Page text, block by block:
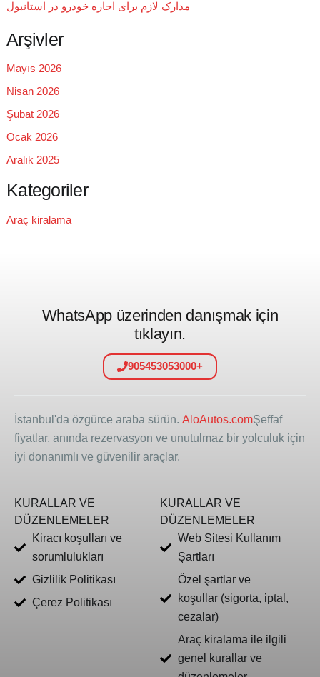
مدارک لازم برای اجاره خودرو در استانبول
Arşivler
Mayıs 2026
Nisan 2026
Şubat 2026
Ocak 2026
Aralık 2025
Kategoriler
Araç kiralama
WhatsApp üzerinden danışmak için
tıklayın.
905453053000+
İstanbul'da özgürce araba sürün. AloAutos.comŞeffaf
fiyatlar, anında rezervasyon ve unutulmaz bir yolculuk için
iyi donanımlı ve güvenilir araçlar.
KURALLAR VE
DÜZENLEMELER
Kiracı koşulları ve
sorumlulukları
Gizlilik Politikası
Çerez Politikası
KURALLAR VE
DÜZENLEMELER
Web Sitesi Kullanım
Şartları
Özel şartlar ve
koşullar (sigorta, iptal,
cezalar)
Araç kiralama ile ilgili
genel kurallar ve